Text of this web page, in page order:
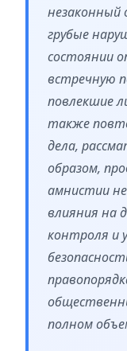
незаконный
грубые
состоянии
встречную
повлекшие
также
дела,
образом,
амнистии
влияния на
контроля и
полном